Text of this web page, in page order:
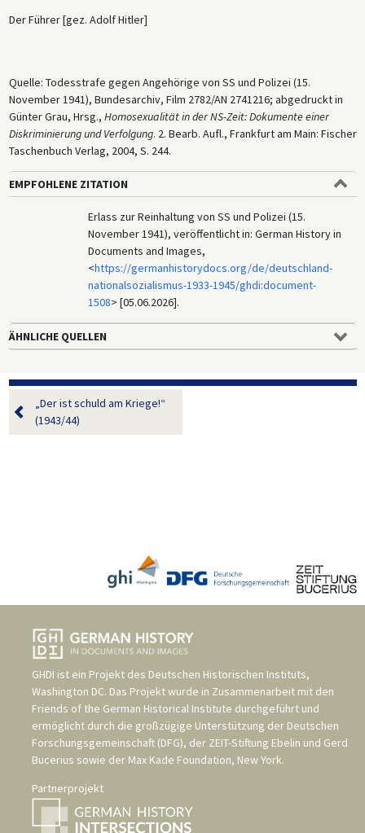
Der Führer [gez. Adolf Hitler]
Quelle: Todesstrafe gegen Angehörige von SS und Polizei (15.
November 1941), Bundesarchiv, Film 2782/AN 2741216; abgedruckt in
Günter Grau, Hrsg., Homosexualität in der NS-Zeit: Dokumente einer
Diskriminierung und Verfolgung. 2. Bearb. Aufl., Frankfurt am Main: Fischer
Taschenbuch Verlag, 2004, S. 244.
EMPFOHLENE ZITATION
Erlass zur Reinhaltung von SS und Polizei (15.
November 1941), veröffentlicht in: German History in
Documents and Images,
<https://germanhistorydocs.org/de/deutschland-
nationalsozialismus-1933-1945/ghdi:document-
1508> [05.06.2026].
ÄHNLICHE QUELLEN
„Der ist schuld am Kriege!“
(1943/44)
GHDI ist ein Projekt des Deutschen Historischen Instituts,
Washington DC. Das Projekt wurde in Zusammenarbeit mit den
Friends of the German Historical Institute durchgeführt und
ermöglicht durch die großzügige Unterstützung der Deutschen
Forschungsgemeinschaft (DFG), der ZEIT-Stiftung Ebelin und Gerd
Bucerius sowie der Max Kade Foundation, New York.
Partnerprojekt